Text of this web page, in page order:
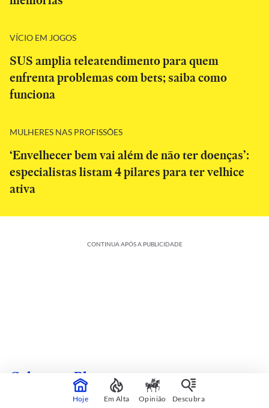
VÍCIO EM JOGOS
SUS amplia teleatendimento para quem
enfrenta problemas com bets; saiba como
funciona
MULHERES NAS PROFISSÕES
‘Envelhecer bem vai além de não ter doenças’:
especialistas listam 4 pilares para ter velhice
ativa
CONTINUA APÓS A PUBLICIDADE
Colunas e Blogs
Hoje Em Alta Opinião Descubra